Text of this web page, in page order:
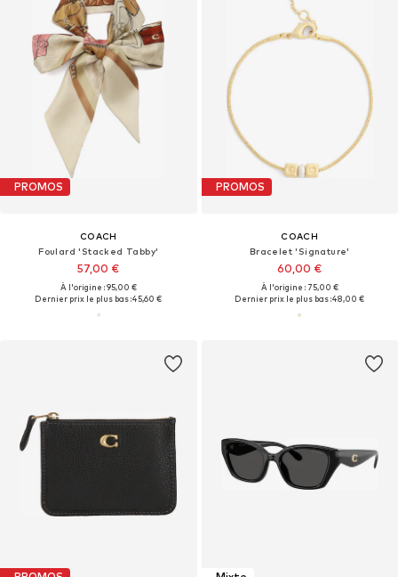
PROMOS
COACH
Foulard 'Stacked Tabby'
57,00 €
À l'origine : 95,00 €
Dernier prix le plus bas :45,60 €
PROMOS
COACH
Bracelet 'Signature'
60,00 €
À l'origine : 75,00 €
Dernier prix le plus bas :48,00 €